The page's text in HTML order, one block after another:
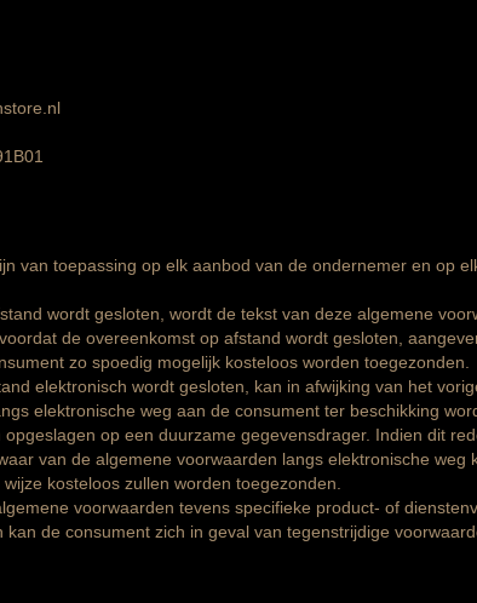
van toepassing op elk aanbod van de ondernemer en op
wordt gesloten, wordt de tekst van deze algemene
de overeenkomst op afstand wordt gesloten,
zo spoedig mogelijk kosteloos worden toegezonden.
elektronisch wordt gesloten, kan in afwijking van het
elektronische weg aan de consument ter beschikking
op een duurzame gegevensdrager. Indien dit
van de algemene voorwaarden langs elektronische
kosteloos zullen worden toegezonden.
voorwaarden tevens specifieke product- of
de consument zich in geval van tegenstrijdige